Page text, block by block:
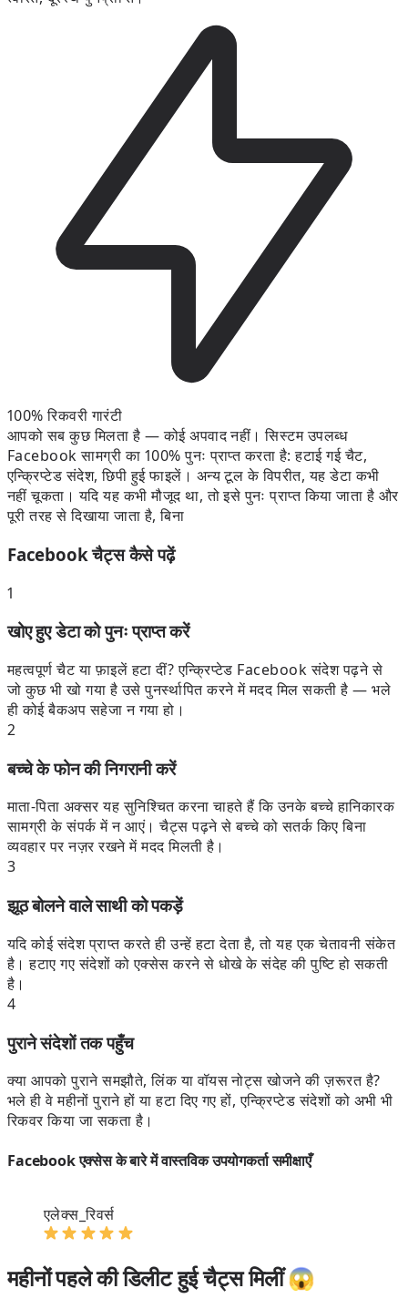
100% रिकवरी गारंटी
आपको सब कुछ मिलता है — कोई अपवाद नहीं। सिस्टम उपलब्ध
Facebook सामग्री का 100% पुनः प्राप्त करता है: हटाई गई चैट,
एन्क्रिप्टेड संदेश, छिपी हुई फाइलें। अन्य टूल के विपरीत, यह डेटा कभी
नहीं चूकता। यदि यह कभी मौजूद था, तो इसे पुनः प्राप्त किया जाता है और
पूरी तरह से दिखाया जाता है, बिना
Facebook चैट्स कैसे पढ़ें
1
खोए हुए डेटा को पुनः प्राप्त करें
महत्वपूर्ण चैट या फ़ाइलें हटा दीं? एन्क्रिप्टेड Facebook संदेश पढ़ने से
जो कुछ भी खो गया है उसे पुनर्स्थापित करने में मदद मिल सकती है — भले
ही कोई बैकअप सहेजा न गया हो।
2
बच्चे के फोन की निगरानी करें
माता-पिता अक्सर यह सुनिश्चित करना चाहते हैं कि उनके बच्चे हानिकारक
सामग्री के संपर्क में न आएं। चैट्स पढ़ने से बच्चे को सतर्क किए बिना
व्यवहार पर नज़र रखने में मदद मिलती है।
3
झूठ बोलने वाले साथी को पकड़ें
यदि कोई संदेश प्राप्त करते ही उन्हें हटा देता है, तो यह एक चेतावनी संकेत
है। हटाए गए संदेशों को एक्सेस करने से धोखे के संदेह की पुष्टि हो सकती
है।
4
पुराने संदेशों तक पहुँच
क्या आपको पुराने समझौते, लिंक या वॉयस नोट्स खोजने की ज़रूरत है?
भले ही वे महीनों पुराने हों या हटा दिए गए हों, एन्क्रिप्टेड संदेशों को अभी भी
रिकवर किया जा सकता है।
Facebook एक्सेस के बारे में वास्तविक उपयोगकर्ता समीक्षाएँ
एलेक्स_रिवर्स
महीनों पहले की डिलीट हुई चैट्स मिलीं 😱